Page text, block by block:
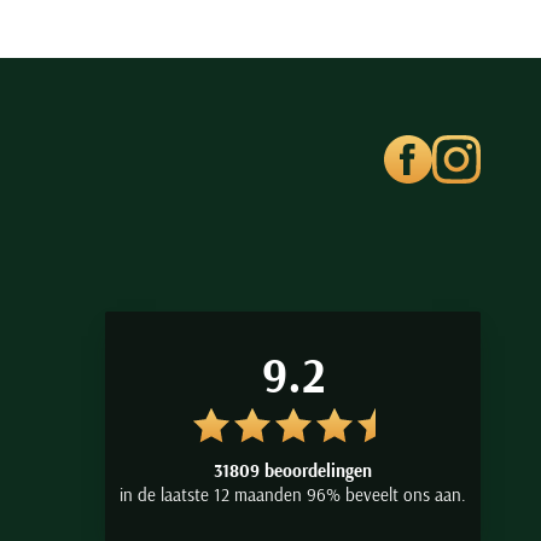
9.2
31809 beoordelingen
in de laatste 12 maanden 96% beveelt ons aan.